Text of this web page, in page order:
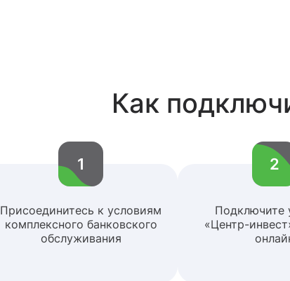
Как
1
Присоединитесь к условиям
комплексного банковского
обслуживания
2
Подключите
«Центр-